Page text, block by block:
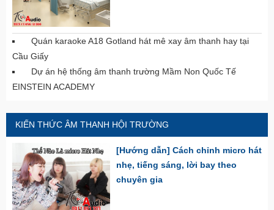
Quán karaoke A18 Gotland hát mê xay âm thanh hay tại
Cầu Giấy
Dự án hệ thống âm thanh trường Mầm Non Quốc Tế
EINSTEIN ACADEMY
KIẾN THỨC ÂM THANH HỘI TRƯỜNG
[Hướng dẫn] Cách chỉnh micro hát
nhẹ, tiếng sáng, lời bay theo
chuyên gia